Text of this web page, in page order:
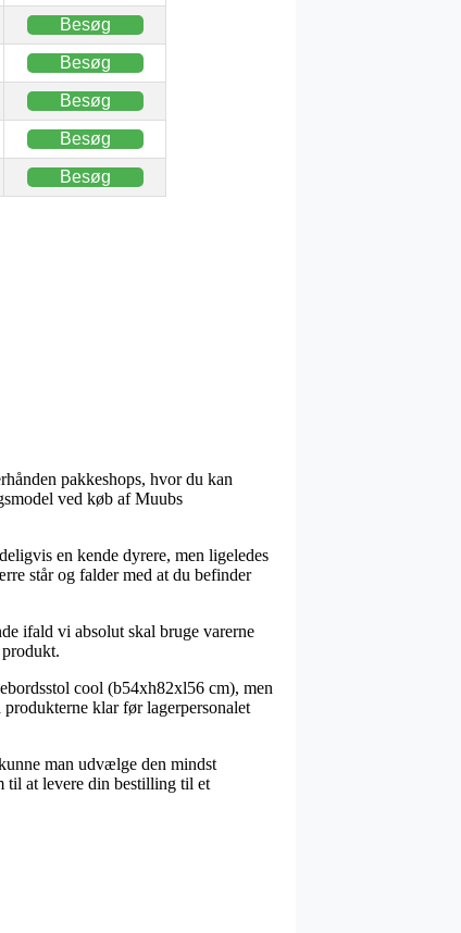
Besøg
Besøg
Besøg
Besøg
Besøg
pakkeshops, hvor du kan
ved køb af Muubs
en kende dyrere, men ligeledes
står og falder med at du befinder
ifald vi absolut skal bruge varerne
cool (b54xh82xl56 cm), men
klar før lagerpersonalet
man udvælge den mindst
til at levere din bestilling til et